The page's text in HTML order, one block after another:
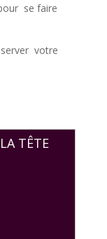
se faire
votre
TÊTE